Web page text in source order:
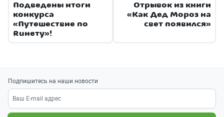
Подведены итоги
конкурса
«Путешествие по
Ruнету»!
Отрывок из книги
«Как Дед Мороз на
свет появился»
Подпишитесь на наши новости